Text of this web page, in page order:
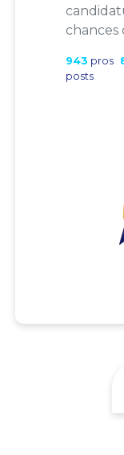
chances
943 pros
posts